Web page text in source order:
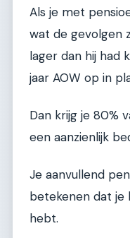
Als je met
wat de gevolgen
lager dan hij had
jaar AOW op in
Dan krijg je 80%
een aanzienlijk
Je aanvullend
betekenen dat
hebt.